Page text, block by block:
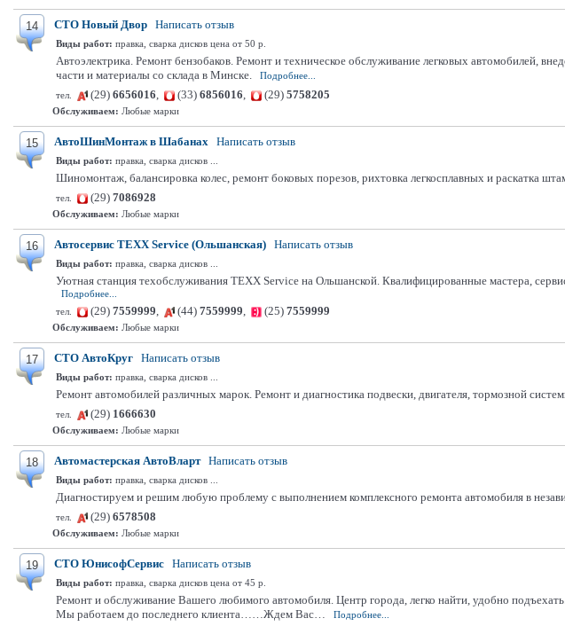
14 СТО Новый Двор Написать отзыв
Виды работ: правка, сварка дисков цена от 50 р.
Автоэлектрика. Ремонт бензобаков. Ремонт и техническое обслуживание легковых автомобилей,
части и материалы со склада в Минске.
Подробнее...
тел.
(29) 6656016, (33) 6856016, (29) 5758205
Обслуживаем: Любые марки
15 АвтоШинМонтаж в Шабанах Написать отзыв
Виды работ: правка, сварка дисков ...
Шиномонтаж, балансировка колес, ремонт боковых порезов, рихтовка легкосплавных и раскатка
тел.
(29) 7086928
Обслуживаем: Любые марки
16 Автосервис TEXX Service (Ольшанская) Написать отзыв
Виды работ: правка, сварка дисков ...
Уютная станция техобслуживания TEXX Service на Ольшанской. Квалифицированные мастера,
Подробнее...
тел.
(29) 7559999, (44) 7559999, (25) 7559999
Обслуживаем: Любые марки
17 СТО АвтоКруг Написать отзыв
Виды работ: правка, сварка дисков ...
Ремонт автомобилей различных марок. Ремонт и диагностика подвески, двигателя, тормозной
тел.
(29) 1666630
Обслуживаем: Любые марки
18 Автомастерская АвтоВларт Написать отзыв
Виды работ: правка, сварка дисков ...
Диагностируем и решим любую проблему с выполнением комплексного ремонта автомобиля в
тел.
(29) 6578508
Обслуживаем: Любые марки
19 СТО ЮнисофСервис Написать отзыв
Виды работ: правка, сварка дисков цена от 45 р.
Ремонт и обслуживание Вашего любимого автомобиля. Центр города, легко найти, удобно
Мы работаем до последнего клиента……Ждем Вас…
Подробнее...